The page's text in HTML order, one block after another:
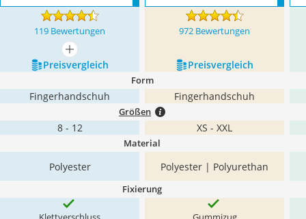
119 Bewertungen 972 Bewertungen
mehr anzeigen
Preis­vergleich
Preis­vergleich
Form
Fingerhandschuh Fingerhandschuh
Größen
8 - 12 XS - XXL
Material
Polyester Polyester | Polyurethan
Fixierung